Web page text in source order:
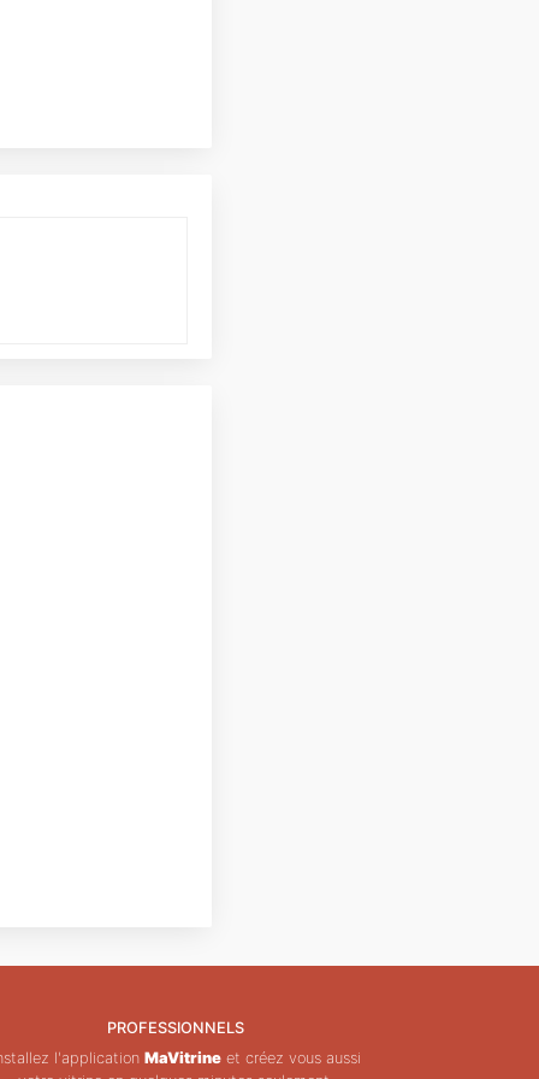
PROFESSIONNELS
l'application MaVitrineet créez vous aussi